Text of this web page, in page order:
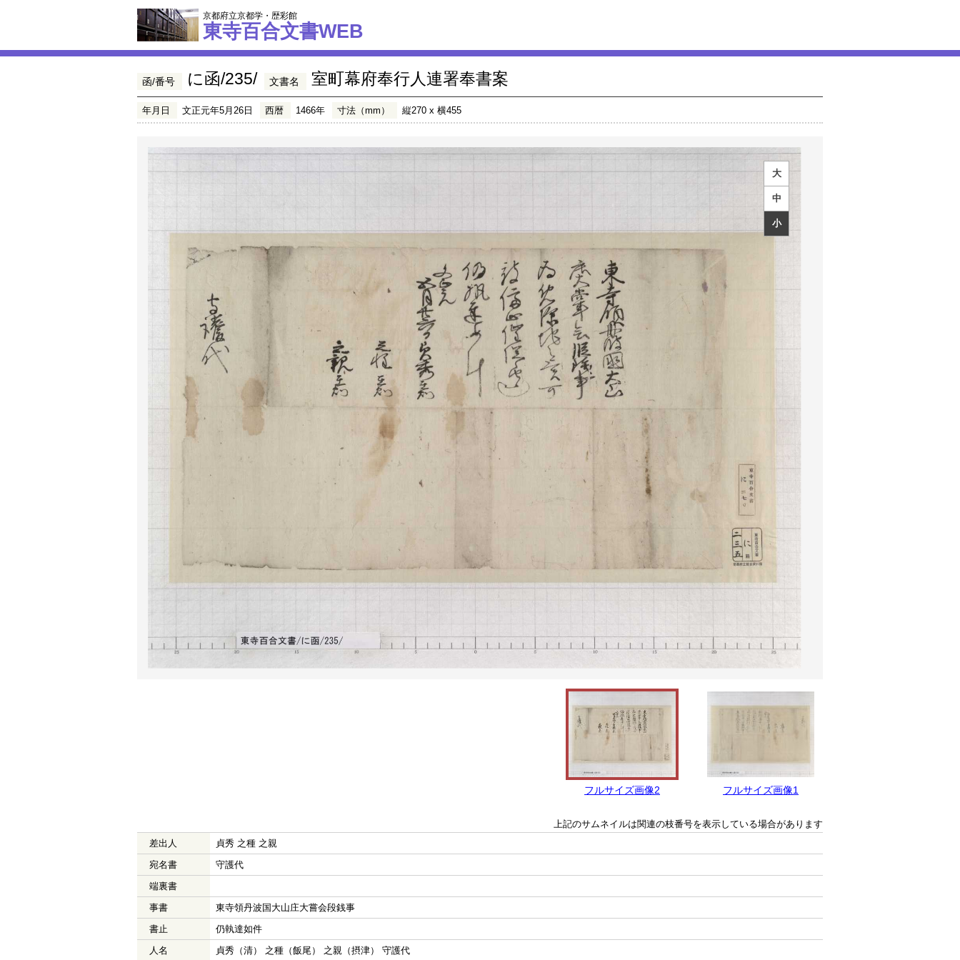
京都府立京都学・歴彩館
東寺百合文書WEB
函/番号 に函/235/ 文書名 室町幕府奉行人連署奉書案
年月日 文正元年5月26日 西暦 1466年 寸法（mm） 縦270 x 横455
大
中
小
フルサイズ画像2 フルサイズ画像1
上記のサムネイルは関連の枝番号を表示している場合があります
差出人
貞秀 之種 之親
宛名書
守護代
端裏書
事書
東寺領丹波国大山庄大嘗会段銭事
書止
仍執達如件
人名
貞秀（清） 之種（飯尾） 之親（摂津） 守護代